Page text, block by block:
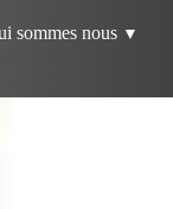
sommes nous ▼